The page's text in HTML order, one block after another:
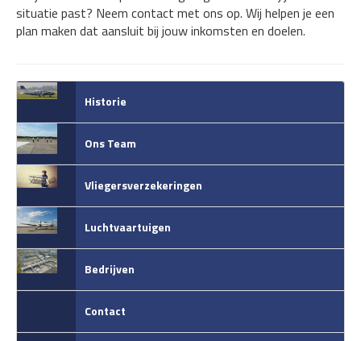
situatie past? Neem contact met ons op. Wij helpen je een
plan maken dat aansluit bij jouw inkomsten en doelen.
Historie
Ons Team
Vliegersverzekeringen
Luchtvaartuigen
Bedrijven
Contact